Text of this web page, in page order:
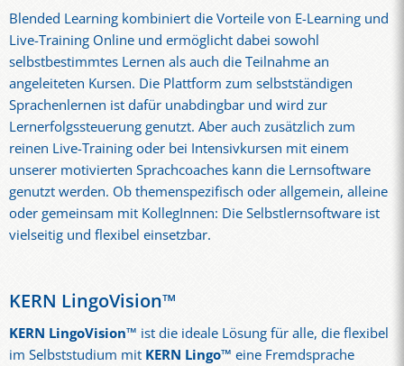
Blended Learning kombiniert die Vorteile von E-Learning und
Live-Training Online und ermöglicht dabei sowohl
selbstbestimmtes Lernen als auch die Teilnahme an
angeleiteten Kursen. Die Plattform zum selbstständigen
Sprachenlernen ist dafür unabdingbar und wird zur
Lernerfolgssteuerung genutzt. Aber auch zusätzlich zum
reinen Live-Training oder bei Intensivkursen mit einem
unserer motivierten Sprachcoaches kann die Lernsoftware
genutzt werden. Ob themenspezifisch oder allgemein, alleine
oder gemeinsam mit KollegInnen: Die Selbstlernsoftware ist
vielseitig und flexibel einsetzbar.
KERN LingoVision™
KERN LingoVision™ ist die ideale Lösung für alle, die flexibel
im Selbststudium mit KERN Lingo™ eine Fremdsprache